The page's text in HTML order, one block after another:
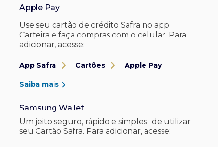
Apple Pay
Use seu cartão de crédito Safra no app
Carteira e faça compras com o celular. Para
adicionar, acesse:
App Safra Cartões Apple Pay
Saiba mais
Samsung Wallet
Um jeito seguro, rápido e simples de utilizar
seu Cartão Safra. Para adicionar, acesse: